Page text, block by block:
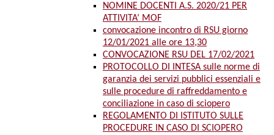
NOMINE DOCENTI A.S. 2020/21 PER
ATTIVITA’ MOF
convocazione incontro di RSU giorno
12/01/2021 alle ore 13,30
CONVOCAZIONE RSU DEL 17/02/2021
PROTOCOLLO DI INTESA sulle norme di
garanzia dei servizi pubblici essenziali e
sulle procedure di raffreddamento e
conciliazione in caso di sciopero
REGOLAMENTO DI ISTITUTO SULLE
PROCEDURE IN CASO DI SCIOPERO